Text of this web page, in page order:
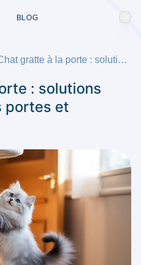
BLOG
Chat gratte à la porte : solutions pour protéger vos portes et meubles
: solutions
portes et